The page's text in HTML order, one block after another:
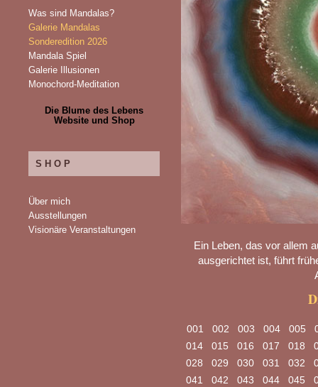
Was sind Mandalas?
Galerie Mandalas
Sonderedition 2026
Mandala Spiel
Galerie Illusionen
Monochord-Meditation
Die Blume des Lebens
Website und Shop
SHOP
Über mich
Ausstellungen
Visionäre Veranstaltungen
Ein Leben, das vor allem
ausgerichtet ist, führt
001 002 003 004 005
014
015 016 017 018
028
029 030 031 032
041
042 043 044 045